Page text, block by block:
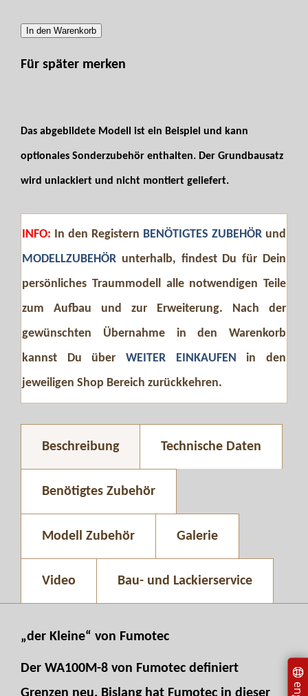
In den Warenkorb
Für später merken
Das abgebildete Modell ist ein Beispiel und kann
optionales Sonderzubehör enthalten. Der Grundbausatz
wird unlackiert und nicht montiert geliefert.
INFO: In den Registern BENÖTIGTES ZUBEHÖR und
MODELLZUBEHÖR unterhalb, findest Du für Dein
persönliches Traummodell alle notwendigen Teile
zum Aufbau und zur Erweiterung. Nach der
gewünschten Übernahme in den Warenkorb
kannst Du über WEITER EINKAUFEN in den
jeweiligen Shop Bereich zurückkehren.
Beschreibung Technische Daten
Benötigtes Zubehör
Modell Zubehör Galerie
Video Bau- und Lackierservice
„der Kleine“ von Fumotec
Der WA100M-8 von Fumotec definiert